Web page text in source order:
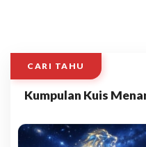
CARI TAHU
Kumpulan Kuis